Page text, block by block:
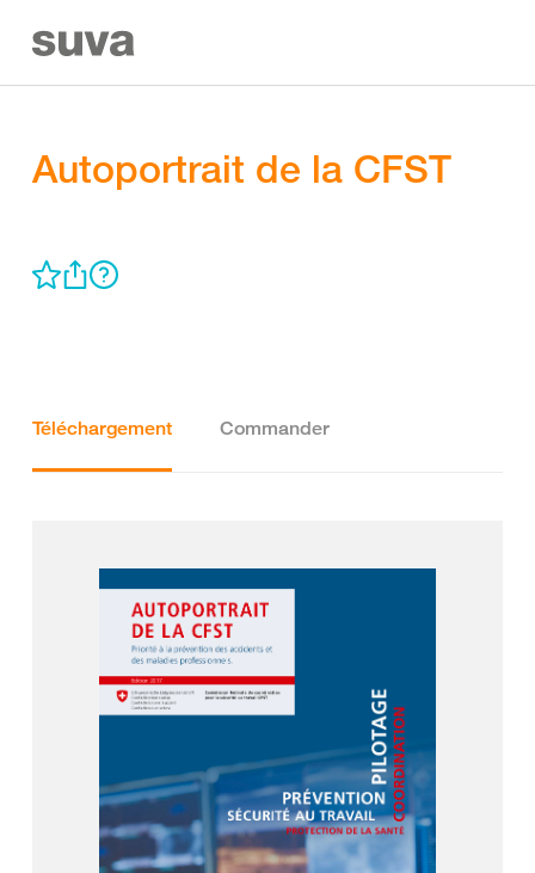
Autoportrait de la CFST
Téléchargement Commander